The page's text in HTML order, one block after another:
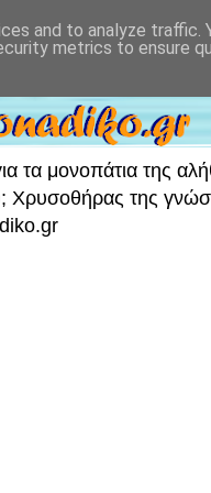
τα μονοπάτια της
της
and to analyze traffic.
metrics to ensure